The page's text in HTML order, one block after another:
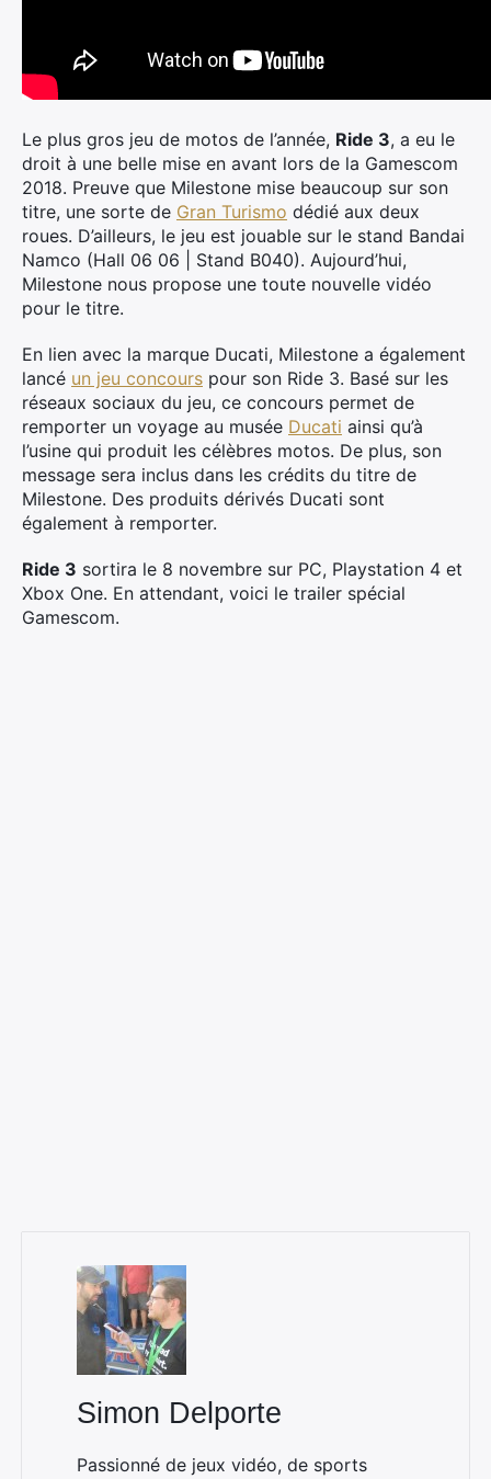
Le plus gros jeu de motos de l’année, Ride 3, a eu le
droit à une belle mise en avant lors de la Gamescom
2018. Preuve que Milestone mise beaucoup sur son
titre, une sorte de Gran Turismo dédié aux deux
roues. D’ailleurs, le jeu est jouable sur le stand Bandai
Namco (Hall 06 06 | Stand B040). Aujourd’hui,
Milestone nous propose une toute nouvelle vidéo
pour le titre.
En lien avec la marque Ducati, Milestone a également
lancé un jeu concours pour son Ride 3. Basé sur les
réseaux sociaux du jeu, ce concours permet de
remporter un voyage au musée Ducati ainsi qu’à
l’usine qui produit les célèbres motos. De plus, son
message sera inclus dans les crédits du titre de
Milestone. Des produits dérivés Ducati sont
également à remporter.
Ride 3 sortira le 8 novembre sur PC, Playstation 4 et
Xbox One. En attendant, voici le trailer spécial
Gamescom.
Simon Delporte
Passionné de jeux vidéo, de sports